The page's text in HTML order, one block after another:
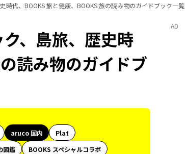
代、BOOKS 旅と健康、BOOKS 旅の読み物のガイドブック一覧
、島旅、歴史時
読み物のガイドブ
aruco 国内
Plat
図鑑 BOOKS スペシャルコラボ
AD